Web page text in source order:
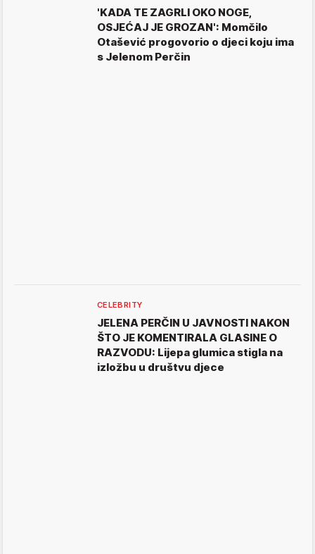
'KADA TE ZAGRLI OKO NOGE,
OSJEĆAJ JE GROZAN': Momčilo
Otašević progovorio o djeci koju ima
s Jelenom Perčin
CELEBRITY
JELENA PERČIN U JAVNOSTI NAKON
ŠTO JE KOMENTIRALA GLASINE O
RAZVODU: Lijepa glumica stigla na
izložbu u društvu djece